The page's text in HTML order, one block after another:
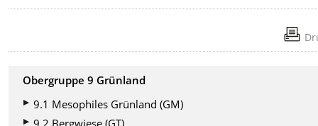
Obergruppe 9 Grünland
9.1 Mesophiles Grünland (GM)